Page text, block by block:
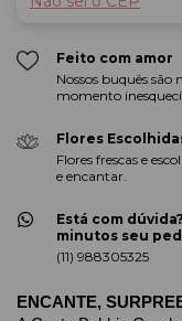
Feito com amor
Nossos buquês
momento
Flores
Flores frescas e
e encantar.
Está com
minutos seu
(11) 988305325
ENCANTE,